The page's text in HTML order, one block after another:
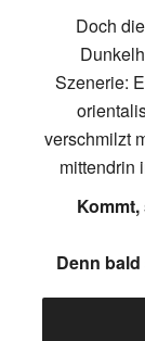
Doch
Szenerie:
verschmilzt
mittendrin
Denn